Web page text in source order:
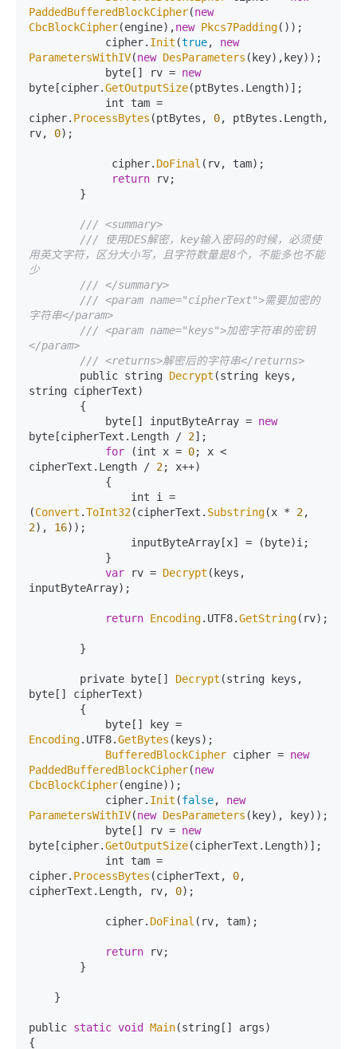
PaddedBufferedBlockCipher(new
CbcBlockCipher(engine),new Pkcs7Padding());
            cipher.
Init (true, new
ParametersWithIV(new DesParameters (key),key));
            byte[] rv =
new
byte[cipher.GetOutputSize(ptBytes. Length)];
cipher. ProcessBytes (ptBytes, 0, ptBytes. Length,
rv, 0);
             cipher.
DoFinal (rv, tam);
return rv;
/// <summary>
/// 使用DES解密，key输入密码的时候，必须使
用英文字符，区分大小写，且字符数量是8个，不能多也不能
少
/// </summary>
/// <param name="cipherText">需要加密的
字符串</param>
/// <param name="keys">加密字符串的密钥
</param>
/// <returns>解密后的字符串</returns>
        public string
Decrypt (string keys,
string cipherText)
            byte[] inputByteArray =
new
byte[cipherText. Length / 2];
for (int x = 0; x <
cipherText. Length / 2; x++)
(Convert .ToInt32(cipherText. Substring(x * 2
2), 16));
var rv = Decrypt (keys,
inputByteArray);
return Encoding. UTF8.GetString(rv);
        private byte[]
Decrypt (string keys,
byte[] cipherText)
Encoding. UTF8.GetBytes (keys);
BufferedBlockCipher cipher = new
PaddedBufferedBlockCipher(new
CbcBlockCipher(engine));
            cipher.
Init (false, new
ParametersWithIV(new DesParameters (key), key));
            byte[] rv =
new
byte[cipher.GetOutputSize(cipherText. Length)];
cipher. ProcessBytes (cipherText, 0,
cipherText. Length, rv, 0);
            cipher.
DoFinal (rv, tam);
return rv;
public static void Main(string[] args)
{